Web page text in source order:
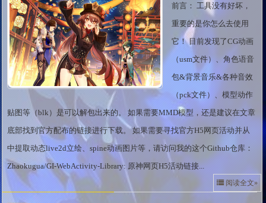
前言： 工具没有好坏，
重要的是你怎么去使用
它！ 目前发现了CG动画
（usm文件）、角色语音
包&背景音乐&各种音效
（pck文件）、模型动作
贴图等（blk）是可以解包出来的。 如果需要MMD模型，还是建议在文章
底部找到官方配布的链接进行下载。 如果需要寻找官方H5网页活动并从
中提取动态live2d立绘、spine动画图片等，请访问我的这个Github仓库：
Zhaokugua/GI-WebActivity-Library: 原神网页H5活动链接...
阅读全文»